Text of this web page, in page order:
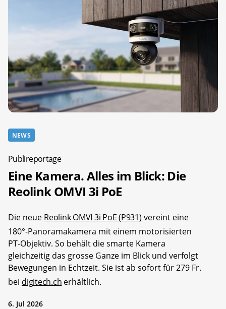
NEWS
Publireportage
Eine Kamera. Alles im Blick: Die
Reolink OMVI 3i PoE
Die neue Reolink OMVI 3i PoE (P931) vereint eine
180°-Panoramakamera mit einem motorisierten
PT-Objektiv. So behält die smarte Kamera
gleichzeitig das grosse Ganze im Blick und verfolgt
Bewegungen in Echtzeit. Sie ist ab sofort für 279 Fr.
bei digitech.ch erhältlich.
6. Jul 2026